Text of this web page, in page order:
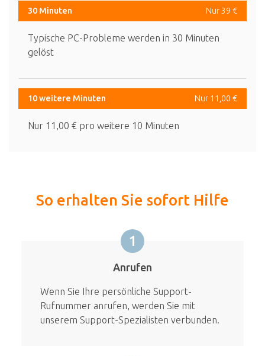
30 Minuten Nur 39 €
Typische PC-Probleme werden in 30 Minuten
gelöst
10 weitere Minuten Nur 11,00 €
Nur 11,00 € pro weitere 10 Minuten
So erhalten Sie sofort Hilfe
1
Anrufen
Wenn Sie Ihre persönliche Support-
Rufnummer anrufen, werden Sie mit
unserem Support-Spezialisten verbunden.